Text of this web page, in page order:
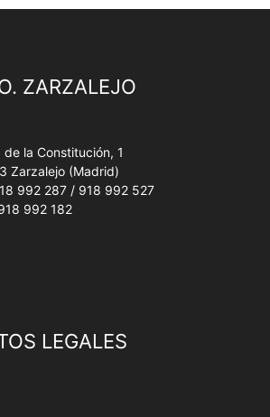
ZARZALEJO
de la Constitución, 1
Zarzalejo (Madrid)
992 287 / 918 992 527
992 182
LEGALES